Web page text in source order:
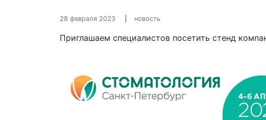
28 февраля 2023 новость
Приглашаем специалистов посетить стенд